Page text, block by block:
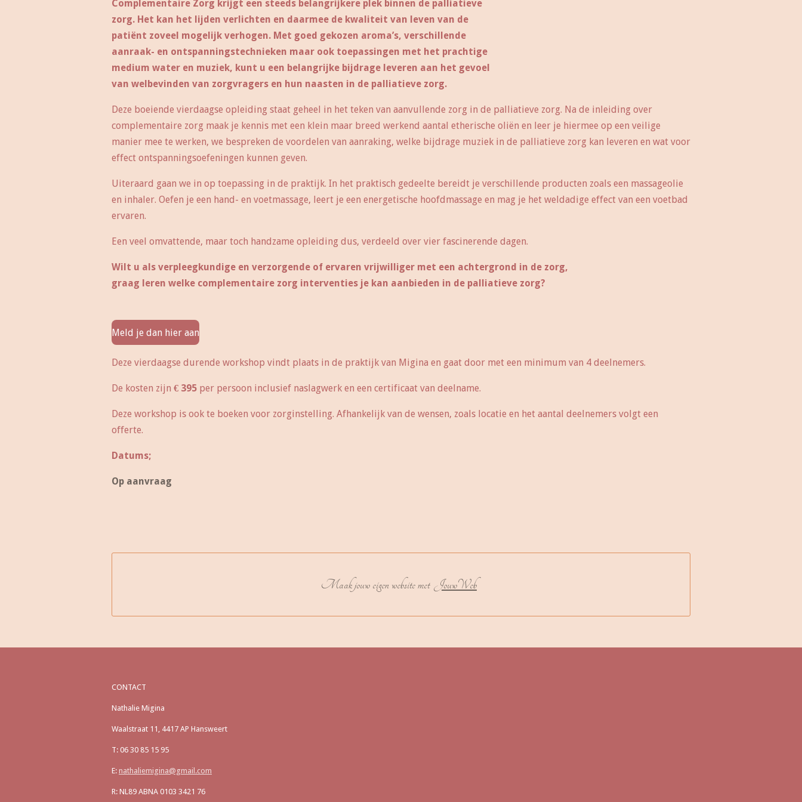
Complementaire Zorg krijgt een steeds belangrijkere plek binnen de palliatieve
zorg. Het kan het lijden verlichten en daarmee de kwaliteit van leven van de
patiënt zoveel mogelijk verhogen. Met goed gekozen aroma’s, verschillende
aanraak- en ontspanningstechnieken maar ook toepassingen met het prachtige
medium water en muziek, kunt u een belangrijke bijdrage leveren aan het gevoel
van welbevinden van zorgvragers en hun naasten in de palliatieve zorg.
Deze boeiende vierdaagse opleiding staat geheel in het teken van aanvullende zorg in de palliatieve zorg. Na de inleiding over
complementaire zorg maak je kennis met een klein maar breed werkend aantal etherische oliën en leer je hiermee op een veilige
manier mee te werken, we bespreken de voordelen van aanraking, welke bijdrage muziek in de palliatieve zorg kan leveren en wat voor
effect ontspanningsoefeningen kunnen geven.
Uiteraard gaan we in op toepassing in de praktijk. In het praktisch gedeelte bereidt je verschillende producten zoals een massageolie
en inhaler. Oefen je een hand- en voetmassage, leert je een energetische hoofdmassage en mag je het weldadige effect van een voetbad
ervaren.
Een veel omvattende, maar toch handzame opleiding dus, verdeeld over vier fascinerende dagen.
Wilt u als verpleegkundige en verzorgende of ervaren vrijwilliger met een achtergrond in de zorg,
graag leren welke complementaire zorg interventies je kan aanbieden in de palliatieve zorg?
Meld je dan hier aan
Deze vierdaagse durende workshop vindt plaats in de praktijk van Migina en gaat door met een minimum van 4 deelnemers.
De kosten zijn € 395 per persoon inclusief naslagwerk en een certificaat van deelname.
Deze workshop is ook te boeken voor zorginstelling. Afhankelijk van de wensen, zoals locatie en het aantal deelnemers volgt een
offerte.
Datums;
Op aanvraag
Maak jouw eigen website met JouwWeb
CONTACT
Nathalie Migina
Waalstraat 11, 4417 AP Hansweert
T: 06 30 85 15 95
E: nathaliemigina@gmail.com
R: NL89 ABNA 0103 3421 76